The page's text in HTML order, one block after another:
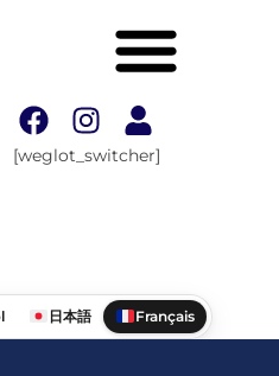
[weglot_switcher]
日本語 Français